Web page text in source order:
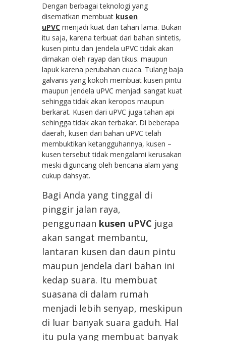
Dengan berbagai teknologi yang
disematkan membuat kusen
uPVC menjadi kuat dan tahan lama. Bukan
itu saja, karena terbuat dari bahan sintetis,
kusen pintu dan jendela uPVC tidak akan
dimakan oleh rayap dan tikus. maupun
lapuk karena perubahan cuaca. Tulang baja
galvanis yang kokoh membuat kusen pintu
maupun jendela uPVC menjadi sangat kuat
sehingga tidak akan keropos maupun
berkarat. Kusen dari uPVC juga tahan api
sehingga tidak akan terbakar. Di beberapa
daerah, kusen dari bahan uPVC telah
membuktikan ketangguhannya, kusen –
kusen tersebut tidak mengalami kerusakan
meski diguncang oleh bencana alam yang
cukup dahsyat.
Bagi Anda yang tinggal di
pinggir jalan raya,
penggunaan kusen uPVC juga
akan sangat membantu,
lantaran kusen dan daun pintu
maupun jendela dari bahan ini
kedap suara. Itu membuat
suasana di dalam rumah
menjadi lebih senyap, meskipun
di luar banyak suara gaduh. Hal
itu pula yang membuat banyak